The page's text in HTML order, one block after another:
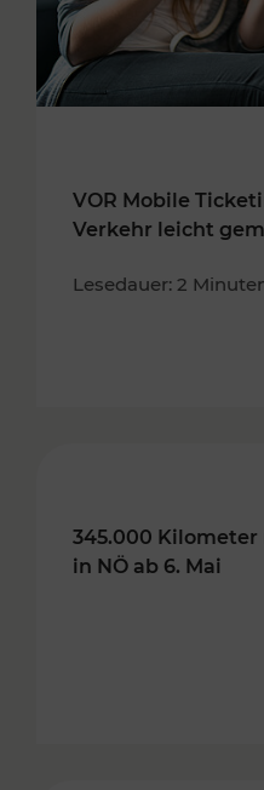
VOR Mobile
Verkehr leicht
Lesedauer: 2
345.000
in NÖ ab 6. Mai